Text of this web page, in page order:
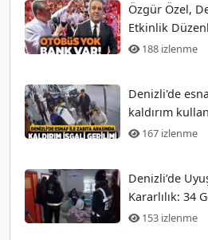
Özgür Özel,
Etkinlik
Tarihi Olayı
188 izlenme
Denizli'de
kaldırım
anlar
167 izlenme
Denizli’de
Kararlılık: 34
153 izlenme